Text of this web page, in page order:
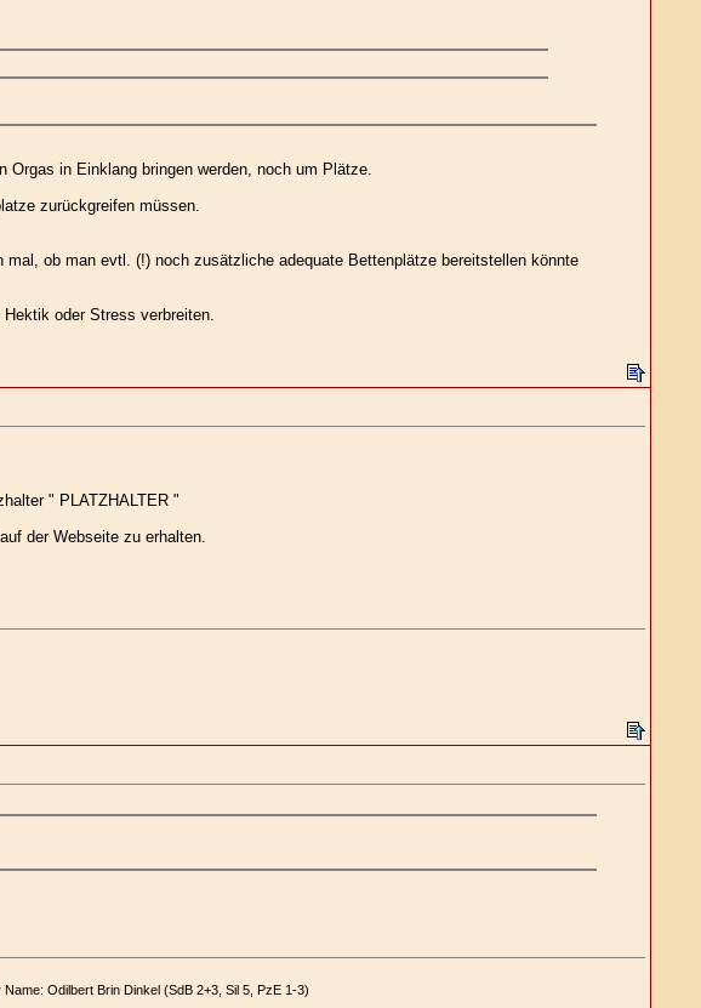
in Einklang bringen werden, noch um Plätze.
zurückgreifen müssen.
ob man evtl. (!) noch zusätzliche adequate Bettenplätze bereitstellen könnte
oder Stress verbreiten.
" PLATZHALTER "
der Webseite zu erhalten.
Odilbert Brin Dinkel (SdB 2+3, Sil 5, PzE 1-3)